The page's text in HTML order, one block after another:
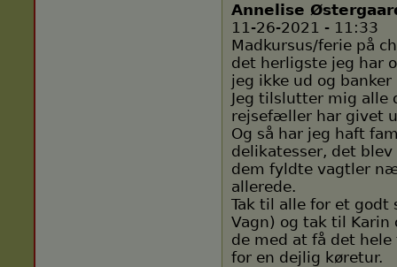
Annelise
11-26-2021 - 11:33
Madkursus/ferie på
det herligste jeg har
jeg ikke ud og banker
Jeg tilslutter mig alle
rejsefæller har givet
Og så har jeg haft
delikatesser, det blev
dem fyldte vagtler
allerede.
Tak til alle for et godt
Vagn) og tak til Karin
de med at få det
for en dejlig køretur.